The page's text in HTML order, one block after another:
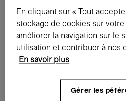
Tous les événements
Expositions Films
Rencontres & Débats
Musique classique
En cliquant sur « Tout
stockage de cookies sur
améliorer la navigation sur le
utilisation et contribuer à nos
En savoir plus
Gérer les